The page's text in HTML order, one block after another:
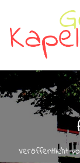
Veröffentlicht